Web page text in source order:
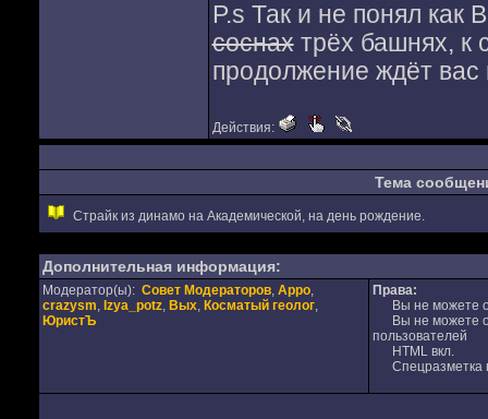
P.s Так и не понял как
соснахтрёх башнях, к
продолжение ждёт
Действия:
Тема
Страйк из динамо на Академической, на день рождение.
Дополнительная информация:
Модератор(ы): Совет Модераторов, Appo,
crazysm, Izya_potz, Вых, Косматый геолог,
ЮристЪ
Права:
Вы не можете
Вы не можете
пользователей
HTML вкл.
Спецразметка